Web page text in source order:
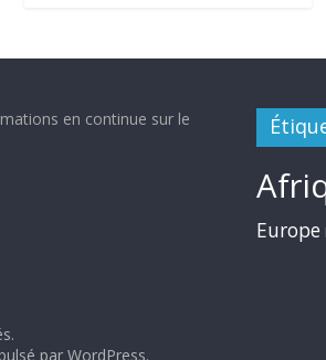
en continue sur le
Europe
par WordPress.